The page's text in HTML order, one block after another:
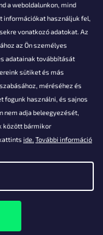
a weboldalunkon, mind
információkat használjuk fel,
vonatkozó adatokat. Az
az Ön személyes
adatainak továbbítását
sütiket és más
méréséhez és
fogunk használni, és sajnos
nem adja beleegyezését,
között bármikor
ide. További információ
jog fenntartva.